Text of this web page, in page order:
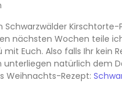
nächsten Wochen teile
Euch. Also falls Ihr kein
natürlich dem
Weihnachts-Rezept: